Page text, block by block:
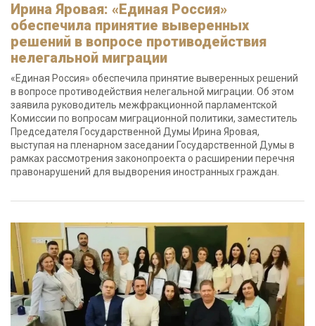
Ирина Яровая: «Единая Россия»
обеспечила принятие выверенных
решений в вопросе противодействия
нелегальной миграции
«Единая Россия» обеспечила принятие выверенных решений
в вопросе противодействия нелегальной миграции. Об этом
заявила руководитель межфракционной парламентской
Комиссии по вопросам миграционной политики, заместитель
Председателя Государственной Думы Ирина Яровая,
выступая на пленарном заседании Государственной Думы в
рамках рассмотрения законопроекта о расширении перечня
правонарушений для выдворения иностранных граждан.